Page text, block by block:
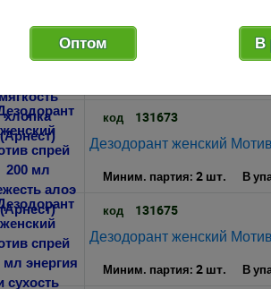
код 131672
Дезодорант женский
код 131673
Дезодорант женский
Миним. партия: 2 шт. В
код 131675
Дезодорант женский
Миним. партия: 2 шт. В
Оптом В